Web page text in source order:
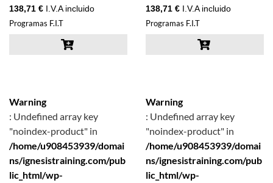
138,71 € I.V.A incluido
Programas F.I.T
138,71 € I.V.A incluido
Programas F.I.T
Warning
: Undefined array key
"noindex-product" in
/home/u908453939/domai
ns/ignesistraining.com/pub
lic_html/wp-
Warning
: Undefined array key
"noindex-product" in
/home/u908453939/domai
ns/ignesistraining.com/pub
lic_html/wp-